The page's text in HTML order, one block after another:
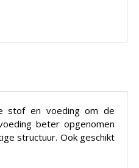
stof en voeding om de
beter opgenomen
structuur. Ook geschikt